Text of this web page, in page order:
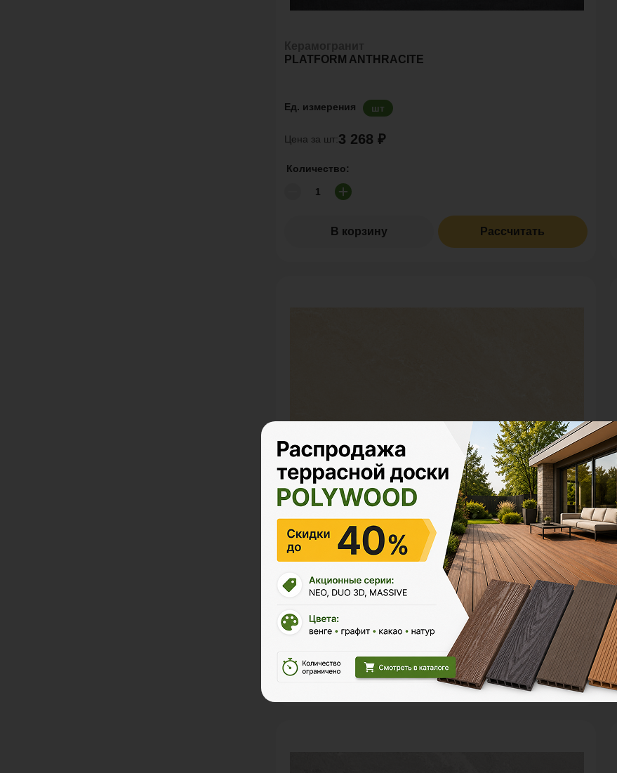
PLATFORM ANTHRACITE
Ед. измерения шт
Цена за шт:3 268 ₽
Количество:
В корзину Рассчитать
Керамогранит
MOUNTAIN IVORY
Ед. измерения шт
Цена за шт:3 268 ₽
Количество:
В корзину Рассчитать